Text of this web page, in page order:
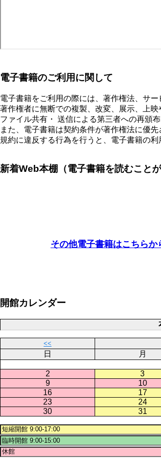
電子書籍のご利用に関して
電子書籍をご利用の際には、著作権法、サ
著作権者に無断での複製、改変、展示、上映
ファイル共有・ 送信による第三者への再頒布
また、電子書籍は契約条件が著作権法に優
規約に違反する行為を行うと、電子書籍の利
新着Web本棚（電子書籍を読むこと
その他電子書籍はこちらか
開館カレンダー
<<
日
月
2 3
9
10
16
17
23
24
30
31